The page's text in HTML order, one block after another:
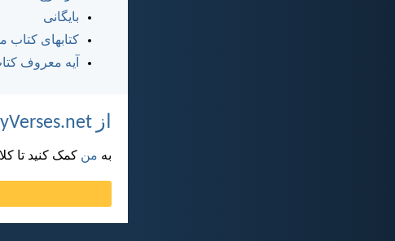
بایگانی
کتابهای
آیه معروف
از DailyVerses.net پشتیبانی کنید
به من کمک کنید تا